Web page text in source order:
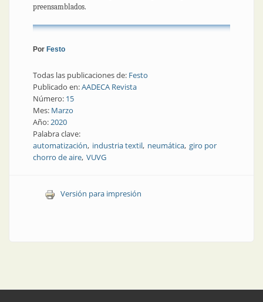
preensamblados.
Por Festo
Todas las publicaciones de: Festo
Publicado en:AADECA Revista
Número: 15
Mes: Marzo
Año:2020
Palabra clave:
automatización industria textil neumática giro por
chorro de aire VUVG
Versión para impresión